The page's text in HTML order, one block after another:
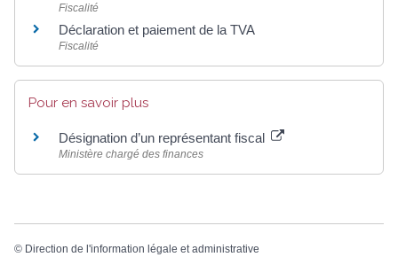
Fiscalité
Déclaration et paiement de la TVA
Fiscalité
Pour en savoir plus
Désignation d’un représentant fiscal
Ministère chargé des finances
© Direction de l'information légale et administrative